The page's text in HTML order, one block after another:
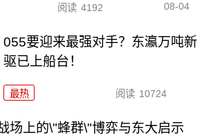
阅读 4192 08-04
055要迎来最强对手？东瀛万吨新
驱已上船台！
最热 阅读 10724
场上的\"蜂群\"博弈与东大启示